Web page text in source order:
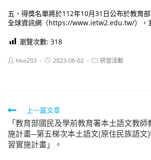
五、得獎名單將於112年10月31日公布於教育
全球資訊網（https://www.ietw2.edu.tw/），
瀏覽次數: 318
Posthlvs203
Post2023-06-02
Post研習活動
Read
more
articles
上一篇文章
「教育部國民及學前教育署本土語文教
施計畫─第五梯次本土語文(原住民族語文
習實施計畫」。